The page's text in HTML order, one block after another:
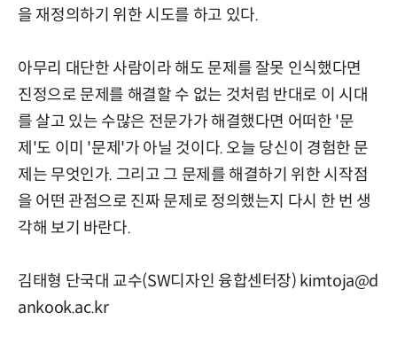
을 재정의하기 위한 시도를 하고 있다.
아무리 대단한 사람이라 해도 문제를 잘못 인식했다면
진정으로 문제를 해결할 수 없는 것처럼 반대로 이 시대
를 살고 있는 수많은 전문가가 해결했다면 어떠한 '문
제'도 이미 '문제'가 아닐 것이다. 오늘 당신이 경험한 문
제는 무엇인가. 그리고 그 문제를 해결하기 위한 시작점
을 어떤 관점으로 진짜 문제로 정의했는지 다시 한 번 생
각해 보기 바란다.
김태형 단국대 교수(SW디자인 융합센터장) kimtoja@d
ankook.ac.kr